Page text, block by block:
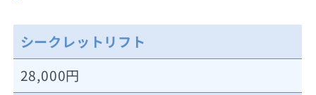
シークレットリフト
28,000円